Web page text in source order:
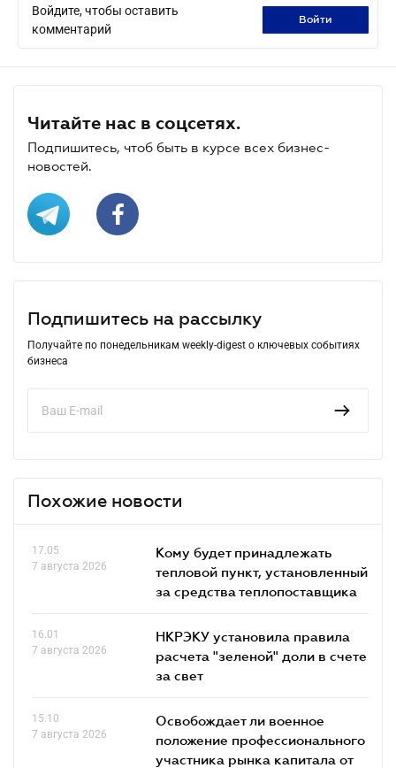
Войдите, чтобы оставить
комментарий
войти
Читайте нас в соцсетях.
Подпишитесь, чтоб быть в курсе всех бизнес-
новостей.
Подпишитесь на рассылку
Получайте по понедельникам weekly-digest о ключевых событиях
бизнеса
Похожие новости
17.05
7 августа 2026
Кому будет принадлежать
тепловой пункт, установленный
за средства теплопоставщика
16.01
7 августа 2026
НКРЭКУ установила правила
расчета "зеленой" доли в счете
за свет
15.10
7 августа 2026
Освобождает ли военное
положение профессионального
участника рынка капитала от